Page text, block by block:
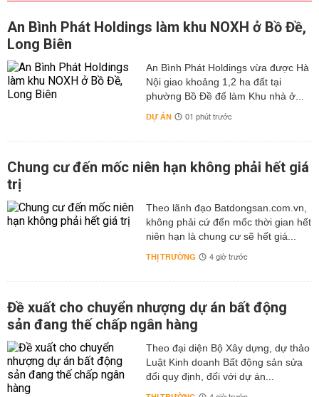
An Bình Phát Holdings làm khu NOXH ở Bồ Đề,
Long Biên
An Bình Phát Holdings vừa được Hà
Nội giao khoảng 1,2 ha đất tại
phường Bồ Đề để làm Khu nhà ở...
DỰ ÁN 01 phút trước
Chung cư đến mốc niên hạn không phải hết giá
trị
Theo lãnh đạo Batdongsan.com.vn,
không phải cứ đến mốc thời gian hết
niên hạn là chung cư sẽ hết giá...
THỊ TRƯỜNG 4 giờ trước
Đề xuất cho chuyển nhượng dự án bất động
sản đang thế chấp ngân hàng
Theo đại diện Bộ Xây dựng, dự thảo
Luật Kinh doanh Bất động sản sửa
đổi quy định, đối với dự án...